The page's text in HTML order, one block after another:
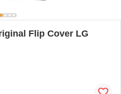
Flip Cover LG